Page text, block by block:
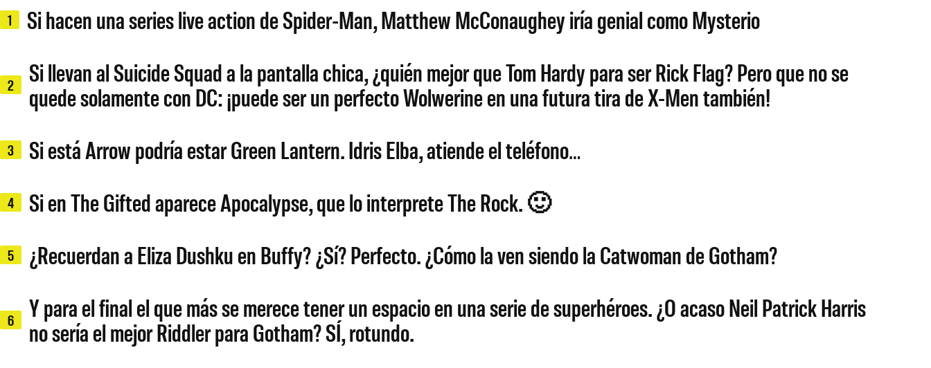
1 Si hacen una series live action de Spider-Man, Matthew McConaughey iría genial como Mysterio
2
Si llevan al Suicide Squad a la pantalla chica, ¿quién mejor que Tom Hardy para ser Rick Flag? Pero que no se
quede solamente con DC: ¡puede ser un perfecto Wolwerine en una futura tira de X-Men también!
3 Si está Arrow podría estar Green Lantern. Idris Elba, atiende el teléfono…
4 Si en The Gifted aparece Apocalypse, que lo interprete The Rock. 🙂
5 ¿Recuerdan a Eliza Dushku en Buffy? ¿Sí? Perfecto. ¿Cómo la ven siendo la Catwoman de Gotham?
6
Y para el final el que más se merece tener un espacio en una serie de superhéroes. ¿O acaso Neil Patrick Harris
no sería el mejor Riddler para Gotham? SÍ, rotundo.